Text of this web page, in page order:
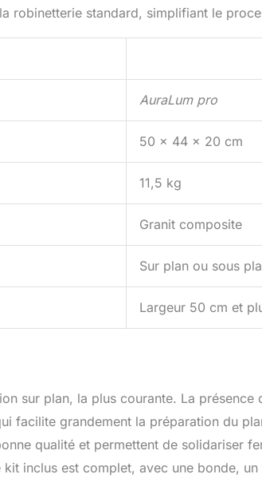
robinetterie standard, simplifiant le
AuraLum pro
50 x 44 x 20 cm
11,5 kg
Granit composite
Sur plan ou sous
Largeur 50 cm et
sur plan, la plus courante. La présence
facilite grandement la préparation du
qualité et permettent de solidariser
inclus est complet, avec une bonde,